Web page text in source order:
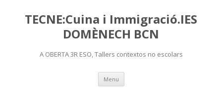
TECNE:Cuina i Immigració.IES
DOMÈNECH BCN
A OBERTA 3R ESO, Tallers contextos no escolars
Menu Skip
content